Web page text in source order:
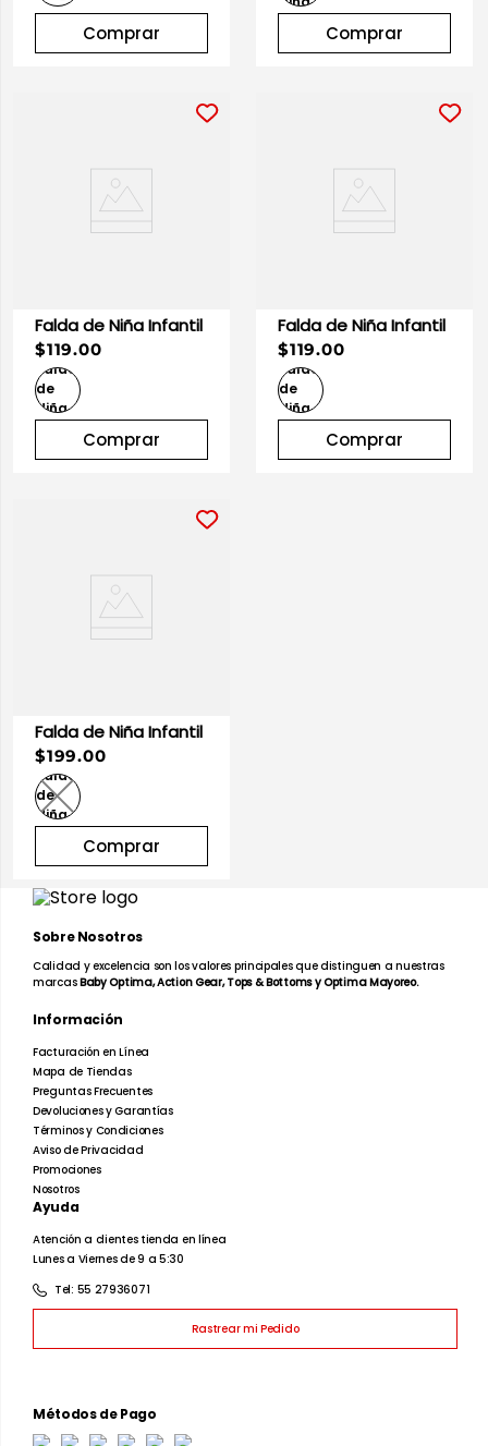
Comprar Comprar
Falda de Niña Infantil
$119.00
Comprar
Falda de Niña Infantil
$119.00
Comprar
Falda de Niña Infantil
$199.00
Comprar
Sobre Nosotros
Calidad y excelencia son los valores principales que distinguen a nuestras
marcasBaby Optima, Action Gear, Tops & Bottoms y Optima Mayoreo.
Información
Facturación en Línea
Mapa de Tiendas
Preguntas Frecuentes
Devoluciones y Garantías
Términos y Condiciones
Aviso de Privacidad
Promociones
Nosotros
Ayuda
Atención a clientes tienda en línea
Lunes a Viernes de 9 a 5:30
Tel: 55 27936071
Rastrear mi Pedido
Métodos de Pago